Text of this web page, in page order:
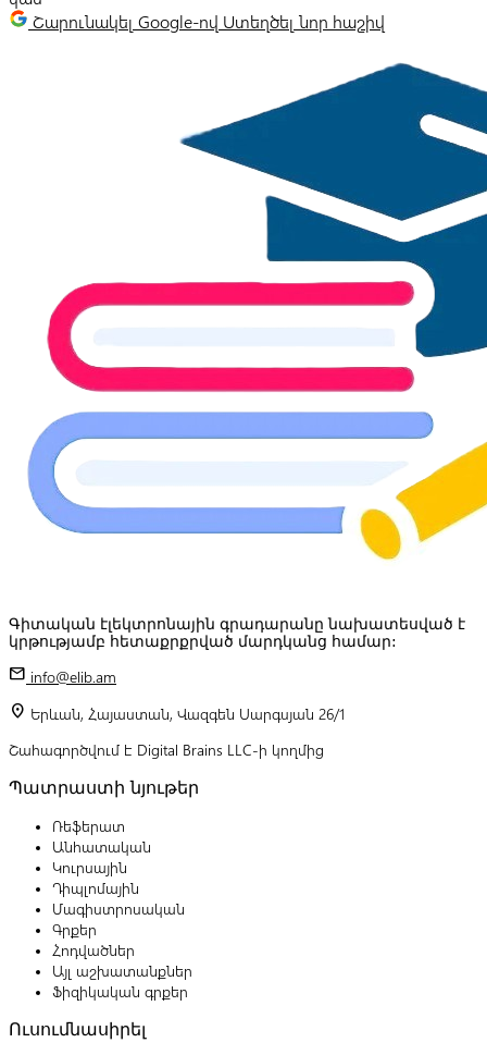
Շարունակել Google-ով Ստեղծել նոր հաշիվ
Գիտական էլեկտրոնային գրադարանը նախատեսված է
կրթությամբ հետաքրքրված մարդկանց համար:
mail info@elib.am
location_on Երևան, Հայաստան, Վազգեն Սարգսյան 26/1
Շահագործվում է Digital Brains LLC-ի կողմից
Պատրաստի նյութեր
Ռեֆերատ
Անհատական
Կուրսային
Դիպլոմային
Մագիստրոսական
Գրքեր
Հոդվածներ
Այլ աշխատանքներ
Ֆիզիկական գրքեր
Ուսումնասիրել